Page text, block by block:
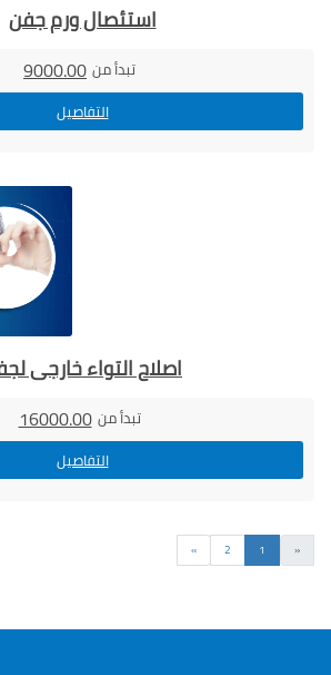
استئصال ورم جفن
تبدأ من 9000.00
التفاصيل
اصلاح التواء خارجى
تبدأ من 16000.00
التفاصيل
«السابق 1
2
»التالى